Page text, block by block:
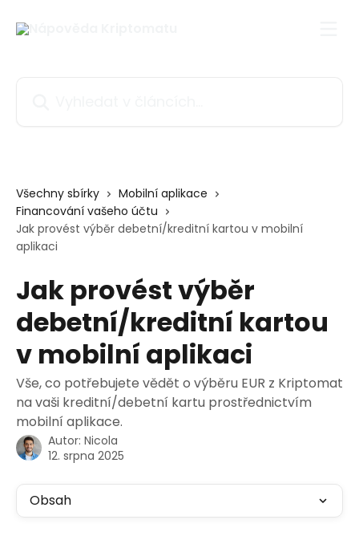
Všechny sbírky
Mobilní aplikace
Financování vašeho účtu
Jak provést výběr debetní/kreditní kartou v mobilní
aplikaci
Jak provést výběr
debetní/kreditní kartou
v mobilní aplikaci
Vše, co potřebujete vědět o výběru EUR z Kriptomat
na vaši kreditní/debetní kartu prostřednictvím
mobilní aplikace.
Autor: Nicola
12. srpna 2025
Obsah